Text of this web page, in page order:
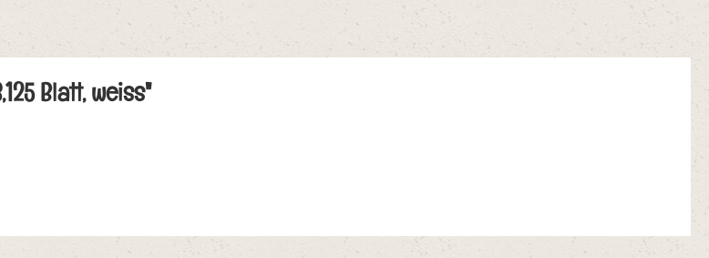
Blatt, weiss"